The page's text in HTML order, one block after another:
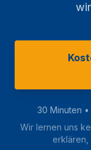
30 Minuten
Wir lernen uns
erklären,